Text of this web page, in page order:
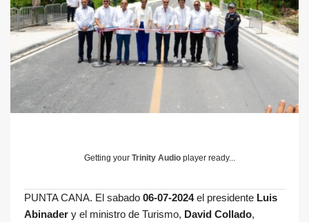
Getting your Trinity Audio player ready...
PUNTA CANA. El sabado 06-07-2024el presidente Luis
Abinader y el ministro de Turismo, David Collado,